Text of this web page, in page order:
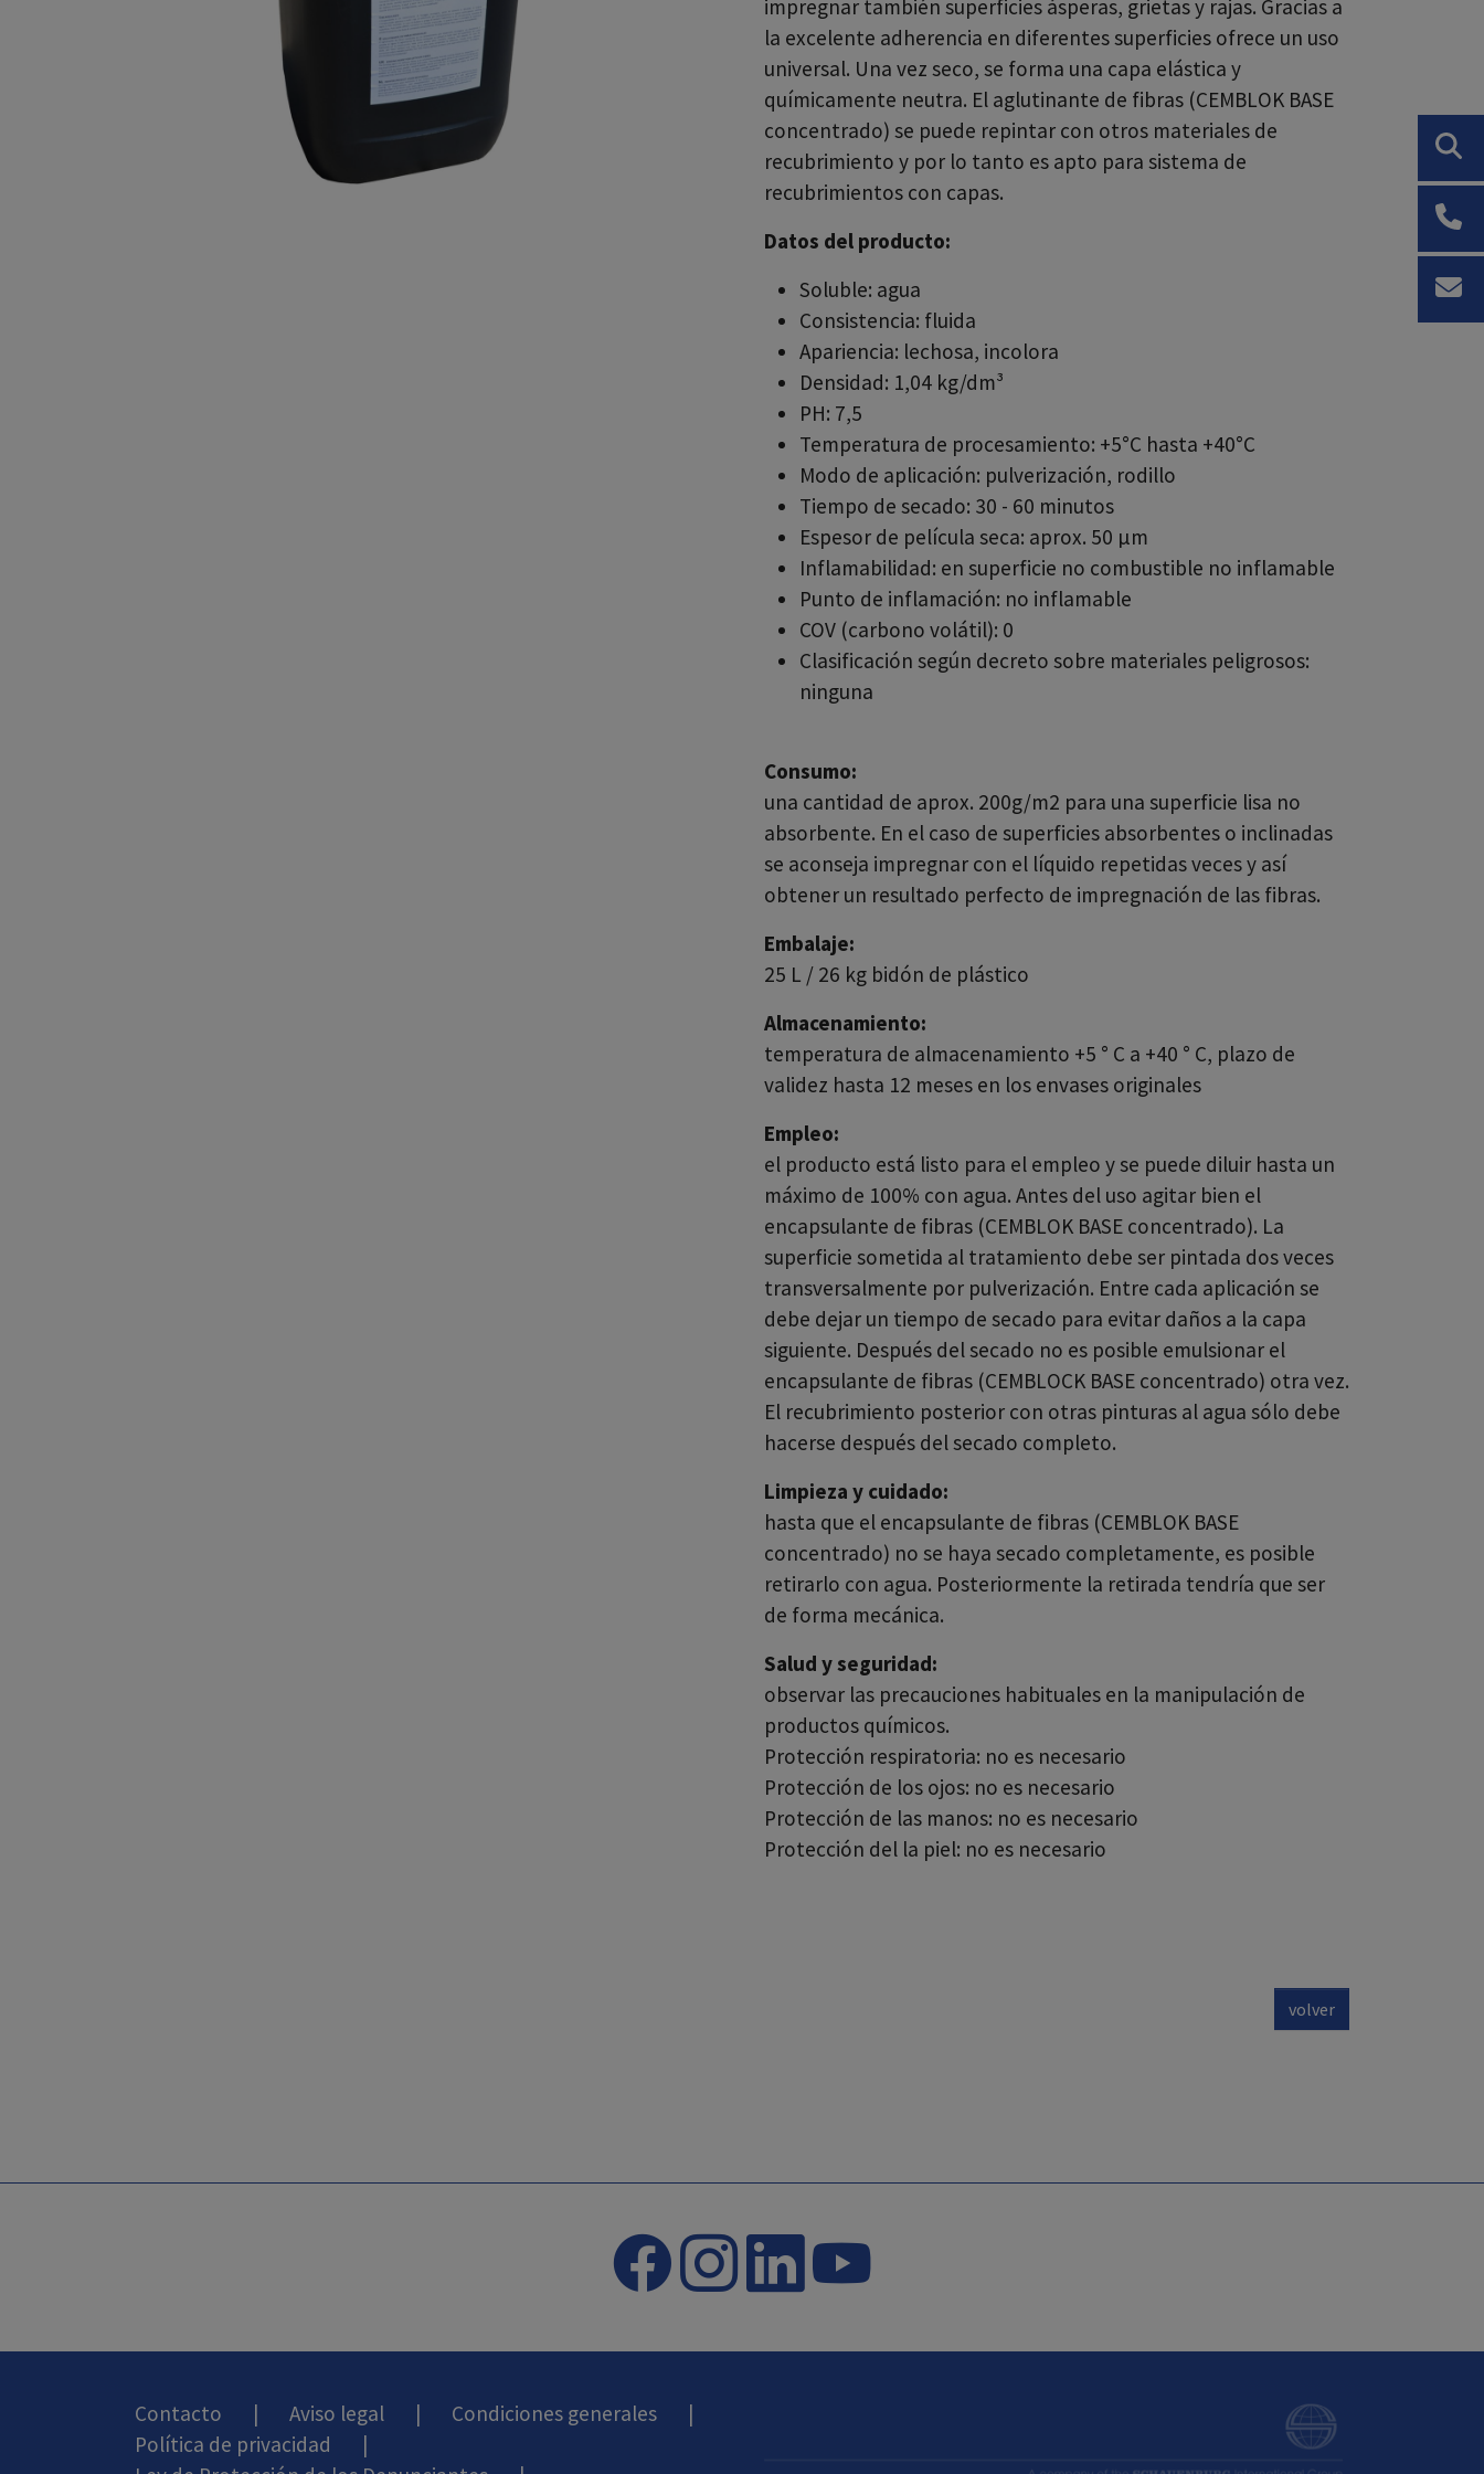
impregnar también superficies ásperas, grietas y rajas. Gracias a
la excelente adherencia en diferentes superficies ofrece un uso
universal. Una vez seco, se forma una capa elástica y
químicamente neutra. El aglutinante de fibras (CEMBLOK BASE
concentrado) se puede repintar con otros materiales de
recubrimiento y por lo tanto es apto para sistema de
recubrimientos con capas.
Datos del producto:
Soluble: agua
Consistencia: fluida
Apariencia: lechosa, incolora
Densidad: 1,04 kg/dm³
PH: 7,5
Temperatura de procesamiento: +5°C hasta +40°C
Modo de aplicación: pulverización, rodillo
Tiempo de secado: 30 - 60 minutos
Espesor de película seca: aprox. 50 µm
Inflamabilidad: en superficie no combustible no inflamable
Punto de inflamación: no inflamable
COV (carbono volátil): 0
Clasificación según decreto sobre materiales peligrosos:
ninguna
Consumo:
una cantidad de aprox. 200g/m2 para una superficie lisa no
absorbente. En el caso de superficies absorbentes o inclinadas
se aconseja impregnar con el líquido repetidas veces y así
obtener un resultado perfecto de impregnación de las fibras.
Embalaje:
25 L / 26 kg bidón de plástico
Almacenamiento:
temperatura de almacenamiento +5 ° C a +40 ° C, plazo de
validez hasta 12 meses en los envases originales
Empleo:
el producto está listo para el empleo y se puede diluir hasta un
máximo de 100% con agua. Antes del uso agitar bien el
encapsulante de fibras (CEMBLOK BASE concentrado). La
superficie sometida al tratamiento debe ser pintada dos veces
transversalmente por pulverización. Entre cada aplicación se
debe dejar un tiempo de secado para evitar daños a la capa
siguiente. Después del secado no es posible emulsionar el
encapsulante de fibras (CEMBLOCK BASE concentrado) otra vez.
El recubrimiento posterior con otras pinturas al agua sólo debe
hacerse después del secado completo.
Limpieza y cuidado:
hasta que el encapsulante de fibras (CEMBLOK BASE
concentrado) no se haya secado completamente, es posible
retirarlo con agua. Posteriormente la retirada tendría que ser
de forma mecánica.
Salud y seguridad:
observar las precauciones habituales en la manipulación de
productos químicos.
Protección respiratoria: no es necesario
Protección de los ojos: no es necesario
Protección de las manos: no es necesario
Protección del la piel: no es necesario
volver
Contacto | Aviso legal | Condiciones generales
|
Política de privacidad
|